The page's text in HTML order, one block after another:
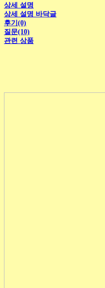
상세 설명
상세 설명 바닥글
후기(0)
질문(10)
관련 상품